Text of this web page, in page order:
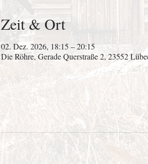
Zeit & Ort
02. Dez. 2026, 18:15 – 20:15
Die Röhre, Gerade Querstraße 2, 23552